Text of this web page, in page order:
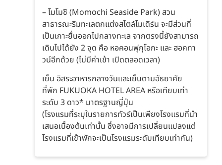
– โมโมชิ (Momochi Seaside Park) สวน
สาธารณะริมทะเลตกแต่งสไตล์โมเดิร์น จะมีส่วนที่
เป็นเกาะยื่นออกไปกลางทะเล จากตรงนี้ยังสามารถ
เดินไปได้ยัง 2 จุด คือ หอคอนฟุกุโอกะ และ ฮอคทา
วน์อีกด้วย (ไม่มีค่าเข้า เปิดตลอดเวลา)
เย็น อิสระอาหารกลางวันและเย็นตามอัธยาศัย
ที่พัก FUKUOKA HOTEL AREA หรือเทียบเท่า
ระดับ 3 ดาว* มาตรฐานญี่ปุ่น
(โรงแรมที่ระบุในรายการทัวร์เป็นเพียงโรงแรมที่นำ
เสนอเบื้องต้นเท่านั้น ซึ่งอาจมีการเปลี่ยนแปลงแต่
โรงแรมที่เข้าพักจะเป็นโรงแรมระดับเทียบเท่ากัน)